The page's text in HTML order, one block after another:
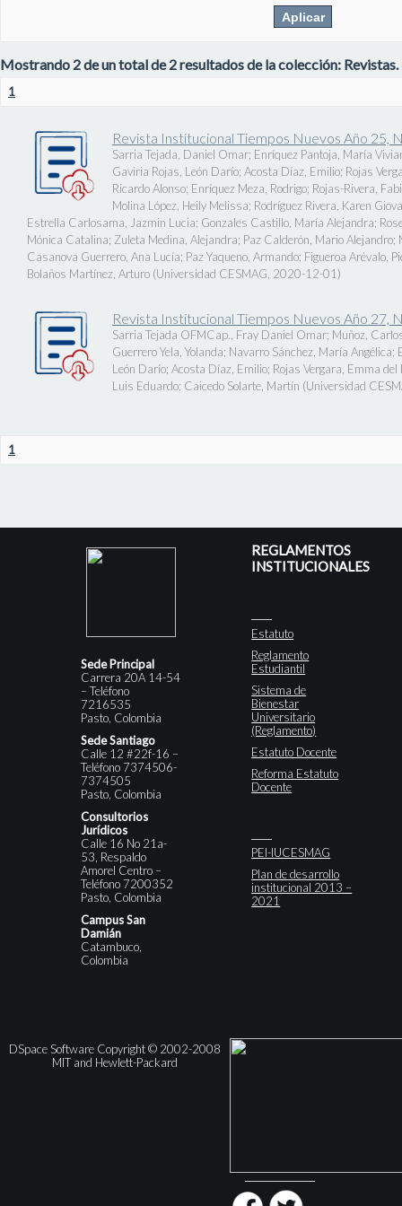
Mostrando 2 de un total de 2 resultados de la colección: Revistas.
1
Revista Institucional Tiempos Nuevos Año 25,
Sarria Tejada, Daniel Omar; Enríquez Pantoja, María
Gaviria Rojas, León Darío; Acosta Díaz, Emilio; Rojas
Ricardo Alonso; Enríquez Meza, Rodrigo; Rojas-Rivera,
Molina López, Heily Melissa; Rodríguez Rivera, Karen
Estrella Carlosama, Jazmin Lucia; Gonzales Castillo, María Alejandra;
Mónica Catalina; Zuleta Medina, Alejandra; Paz Calderón, Mario Alejandro;
Casanova Guerrero, Ana Lucía; Paz Yaqueno, Armando; Figueroa Arévalo,
Bolaños Martínez, Arturo (Universidad CESMAG 2020-12-01 )
Revista Institucional Tiempos Nuevos Año 27,
Sarria Tejada OFMCap., Fray Daniel Omar; Muñoz,
Guerrero Yela, Yolanda; Navarro Sánchez, María Angélica;
León Darío; Acosta Díaz, Emilio; Rojas Vergara, Emma del
Luis Eduardo; Caicedo Solarte, Martín (Universidad
1
Sede Principal
Carrera 20A 14-54
– Teléfono
7216535
Pasto, Colombia
Sede Santiago
Calle 12 #22f-16 –
Teléfono 7374506-
7374505
Pasto, Colombia
Consultorios
Jurídicos
Calle 16 No 21a-
53, Respaldo
Amorel Centro –
Teléfono 7200352
Pasto, Colombia
Campus San
Damián
Catambuco,
Colombia
REGLAMENTOS
INSTITUCIONALES
Estatuto
Reglamento
Estudiantil
Sistema de
Bienestar
Universitario
(Reglamento)
Estatuto Docente
Reforma Estatuto
Docente
PEI-IUCESMAG
Plan de desarrollo
institucional 2013 –
2021
DSpace Software Copyright © 2002-2008
MIT and Hewlett-Packard